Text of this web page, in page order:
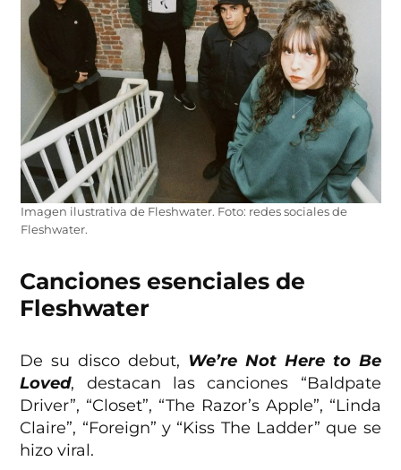
Imagen ilustrativa de Fleshwater. Foto: redes sociales de
Fleshwater.
Canciones esenciales de
Fleshwater
De su disco debut, We’re Not Here to Be
Loved, destacan las canciones “Baldpate
Driver”, “Closet”, “The Razor’s Apple”, “Linda
Claire”, “Foreign” y “Kiss The Ladder” que se
hizo viral.